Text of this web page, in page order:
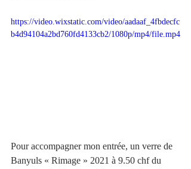
https://video.wixstatic.com/video/aadaaf_4fbdecfc
b4d94104a2bd760fd4133cb2/1080p/mp4/file.mp4
Pour accompagner mon entrée, un verre de
Banyuls « Rimage » 2021 à 9.50 chf du